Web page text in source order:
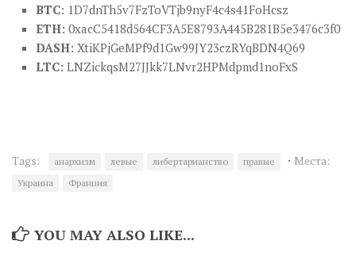
BTC: 1D7dnTh5v7FzToVTjb9nyF4c4s41FoHcsz
ETH: 0xacC5418d564CF3A5E8793A445B281B5e3476c3f0
DASH: XtiKPjGeMPf9d1Gw99JY23czRYqBDN4Q69
LTC: LNZickqsM27JJkk7LNvr2HPMdpmd1noFxS
Tags: анархизм левые либертарианство правые · Места:
Украина Франция
YOU MAY ALSO LIKE...